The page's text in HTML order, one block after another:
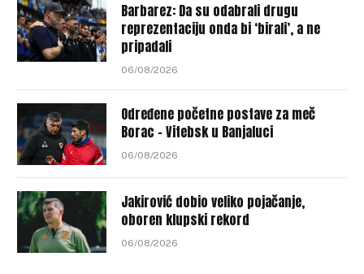
Barbarez: Da su odabrali drugu
reprezentaciju onda bi ‘birali’, a ne
pripadali
06/08/2026
Određene početne postave za meč
Borac – Vitebsk u Banjaluci
06/08/2026
Jakirović dobio veliko pojačanje,
oboren klupski rekord
06/08/2026